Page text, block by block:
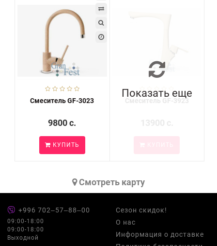
Смеситель GF-3023
9800 c.
КУПИТЬ
Смеситель GF-3923
Показать еще
Cмотреть карту
+996 702‒57‒88‒00
09:00-18:00
09:00-18:00
Выходной
Сезон скидок!
О нас
Информация о доставке